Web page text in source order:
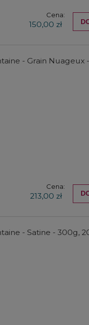
Cena:
150,00 zł
- Grain Nuageux
Cena:
213,00 zł
- Satine - 300g,